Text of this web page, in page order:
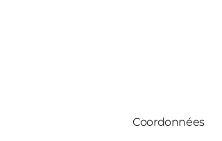
Coordonnées